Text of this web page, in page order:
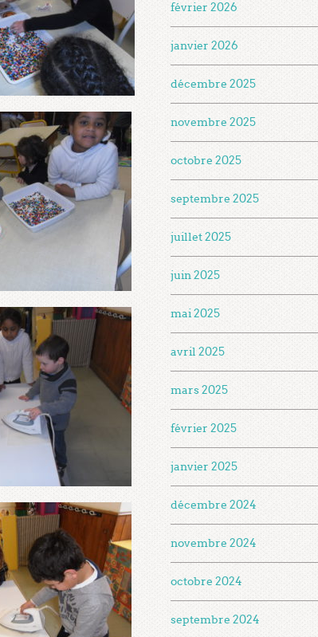
février 2026
janvier 2026
décembre 2025
novembre 2025
octobre 2025
septembre 2025
juillet 2025
juin 2025
mai 2025
avril 2025
mars 2025
février 2025
janvier 2025
décembre 2024
novembre 2024
octobre 2024
septembre 2024